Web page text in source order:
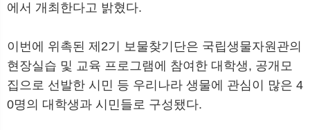
에서 개최한다고 밝혔다.
이번에 위촉된 제2기 보물찾기단은 국립생물자원관의
현장실습 및 교육 프로그램에 참여한 대학생, 공개모
집으로 선발한 시민 등 우리나라 생물에 관심이 많은 4
0명의 대학생과 시민들로 구성됐다.